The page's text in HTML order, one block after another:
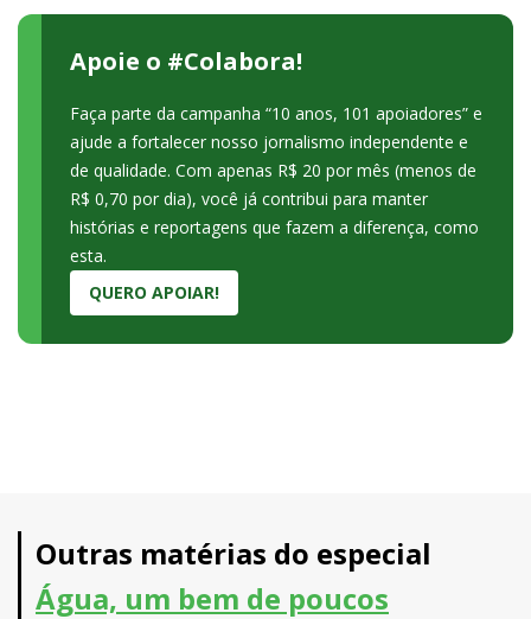
Apoie o #Colabora!
Faça parte da campanha “10 anos, 101 apoiadores” e
ajude a fortalecer nosso jornalismo independente e
de qualidade. Com apenas R$ 20 por mês (menos de
R$ 0,70 por dia), você já contribui para manter
histórias e reportagens que fazem a diferença, como
esta.
QUERO APOIAR!
Outras matérias do especial
Água, um bem de poucos